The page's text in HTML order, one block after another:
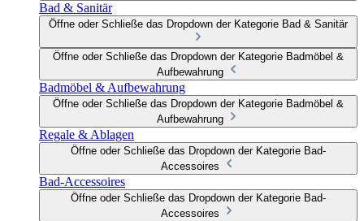
Bad & Sanitär
Öffne oder Schließe das Dropdown der Kategorie Bad & Sanitär
Öffne oder Schließe das Dropdown der Kategorie Badmöbel &
Aufbewahrung
Badmöbel & Aufbewahrung
Öffne oder Schließe das Dropdown der Kategorie Badmöbel &
Aufbewahrung
Regale & Ablagen
Öffne oder Schließe das Dropdown der Kategorie Bad-
Accessoires
Bad-Accessoires
Öffne oder Schließe das Dropdown der Kategorie Bad-
Accessoires